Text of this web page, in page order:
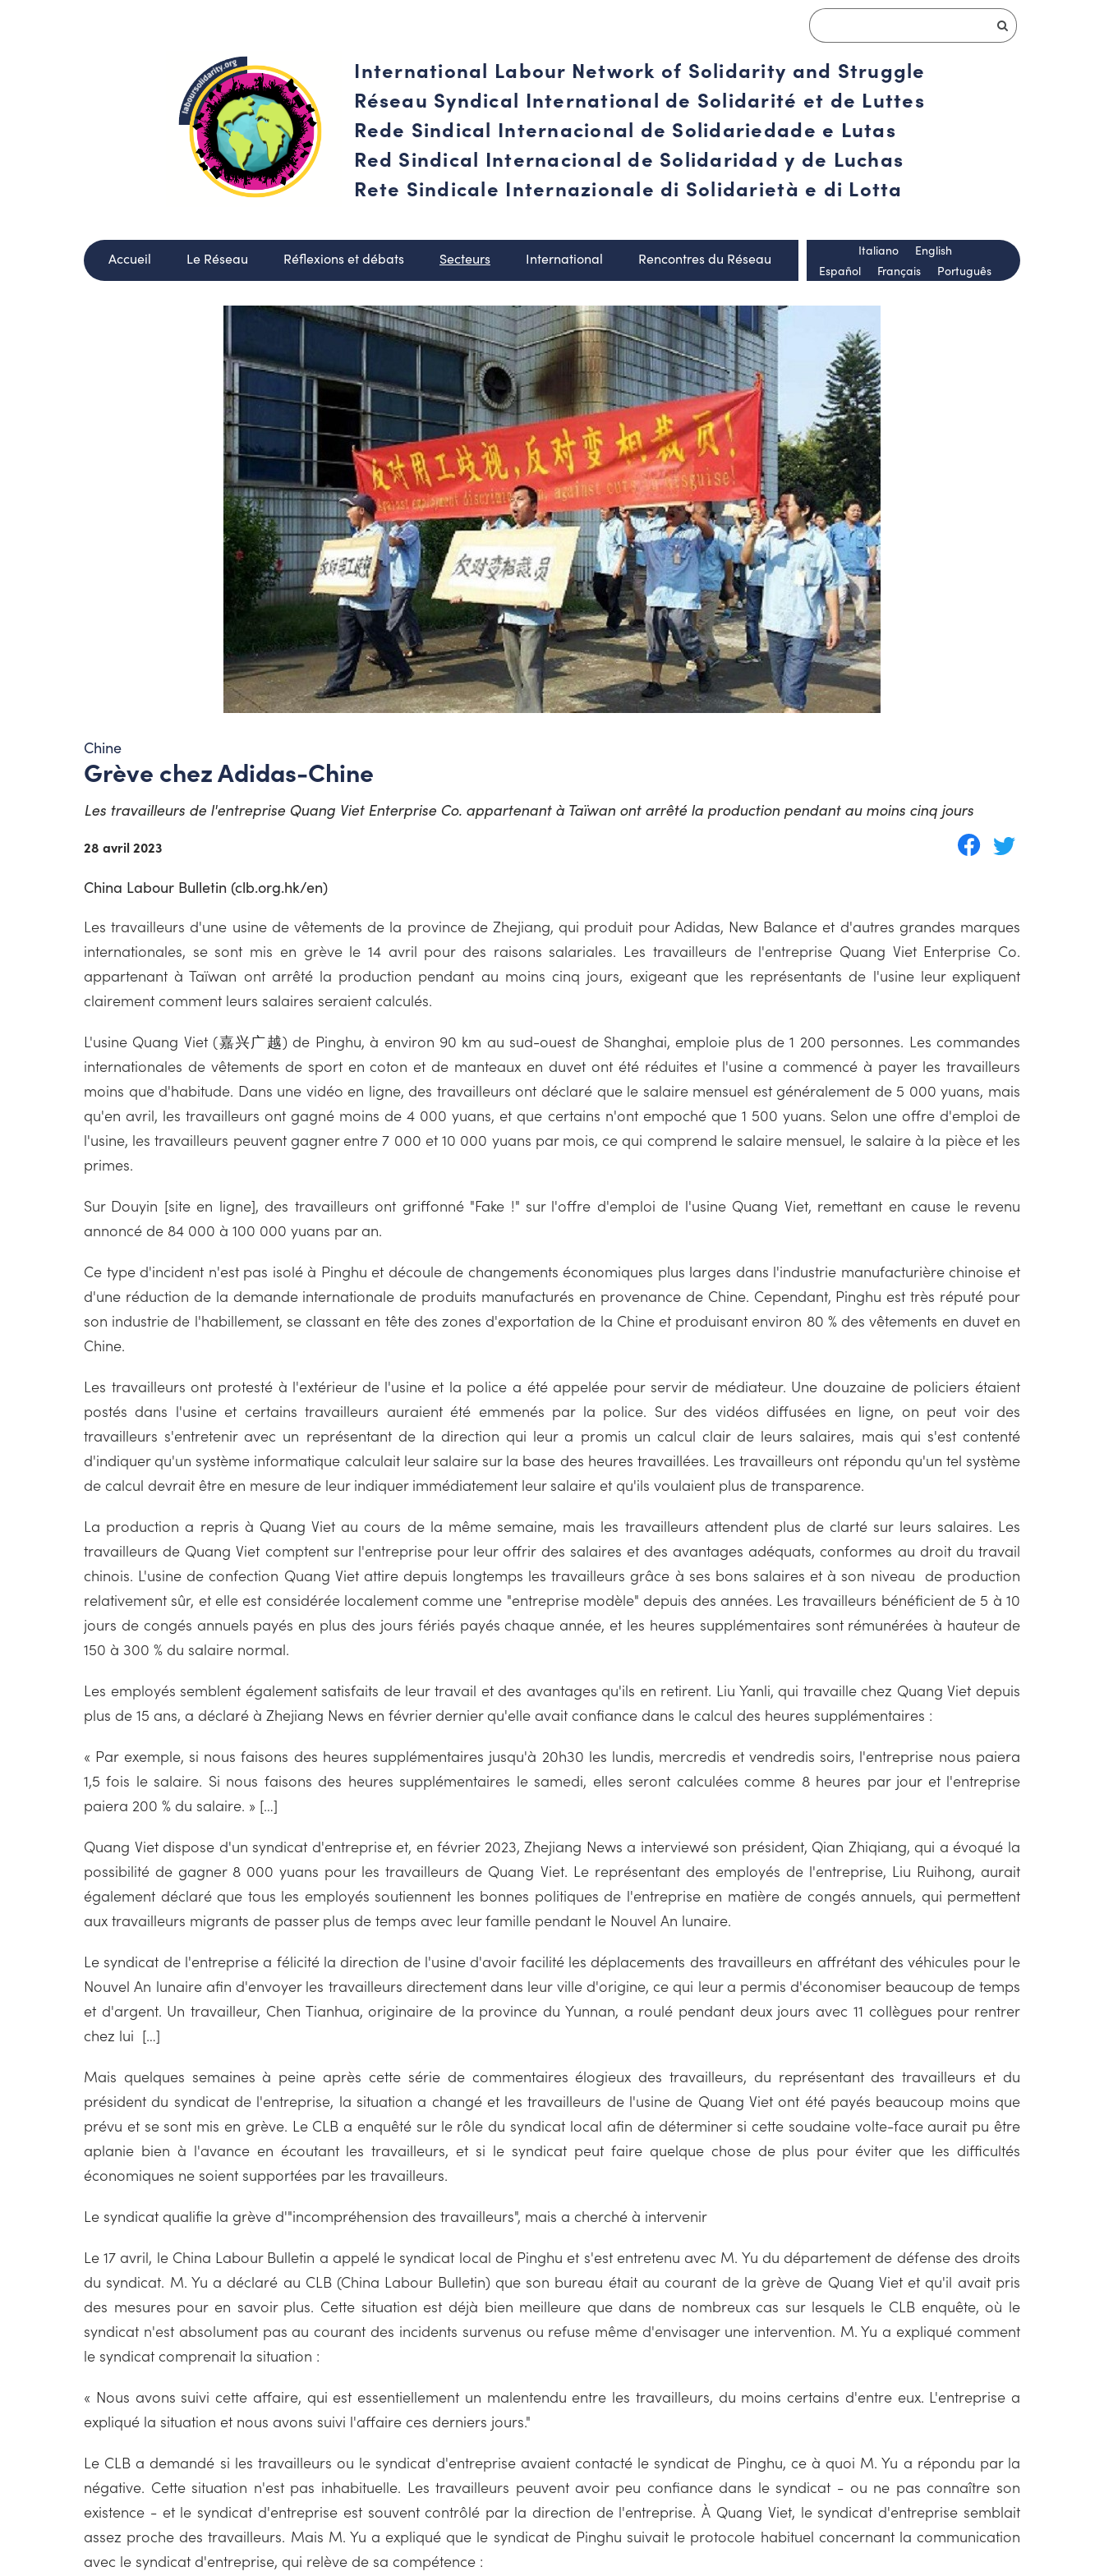
International Labour Network of Solidarity and Struggle
Réseau Syndical International de Solidarité et de Luttes
Rede Sindical Internacional de Solidariedade e Lutas
Red Sindical Internacional de Solidaridad y de Luchas
Rete Sindicale Internazionale di Solidarietà e di Lotta
Accueil Le Réseau Réflexions et débats Secteurs International Rencontres du Réseau
Español Français Português
Italiano English
Chine
Grève chez Adidas-Chine
Les travailleurs de l'entreprise Quang Viet Enterprise Co. appartenant à Taïwan ont arrêté la production pendant au moins cinq jours
28 avril 2023
China Labour Bulletin (clb.org.hk/en)
Les travailleurs d'une usine de vêtements de la province de Zhejiang, qui produit pour Adidas, New Balance et d'autres grandes marques
internationales, se sont mis en grève le 14 avril pour des raisons salariales. Les travailleurs de l'entreprise Quang Viet Enterprise Co.
appartenant à Taïwan ont arrêté la production pendant au moins cinq jours, exigeant que les représentants de l'usine leur expliquent
clairement comment leurs salaires seraient calculés.
L'usine Quang Viet (嘉兴广越) de Pinghu, à environ 90 km au sud-ouest de Shanghai, emploie plus de 1 200 personnes. Les commandes
internationales de vêtements de sport en coton et de manteaux en duvet ont été réduites et l'usine a commencé à payer les travailleurs
moins que d'habitude. Dans une vidéo en ligne, des travailleurs ont déclaré que le salaire mensuel est généralement de 5 000 yuans, mais
qu'en avril, les travailleurs ont gagné moins de 4 000 yuans, et que certains n'ont empoché que 1 500 yuans. Selon une offre d'emploi de
l'usine, les travailleurs peuvent gagner entre 7 000 et 10 000 yuans par mois, ce qui comprend le salaire mensuel, le salaire à la pièce et les
primes.
Sur Douyin [site en ligne], des travailleurs ont griffonné "Fake !" sur l'offre d'emploi de l'usine Quang Viet, remettant en cause le revenu
annoncé de 84 000 à 100 000 yuans par an.
Ce type d'incident n'est pas isolé à Pinghu et découle de changements économiques plus larges dans l'industrie manufacturière chinoise et
d'une réduction de la demande internationale de produits manufacturés en provenance de Chine. Cependant, Pinghu est très réputé pour
son industrie de l'habillement, se classant en tête des zones d'exportation de la Chine et produisant environ 80 % des vêtements en duvet en
Chine.
Les travailleurs ont protesté à l'extérieur de l'usine et la police a été appelée pour servir de médiateur. Une douzaine de policiers étaient
postés dans l'usine et certains travailleurs auraient été emmenés par la police. Sur des vidéos diffusées en ligne, on peut voir des
travailleurs s'entretenir avec un représentant de la direction qui leur a promis un calcul clair de leurs salaires, mais qui s'est contenté
d'indiquer qu'un système informatique calculait leur salaire sur la base des heures travaillées. Les travailleurs ont répondu qu'un tel système
de calcul devrait être en mesure de leur indiquer immédiatement leur salaire et qu'ils voulaient plus de transparence.
La production a repris à Quang Viet au cours de la même semaine, mais les travailleurs attendent plus de clarté sur leurs salaires. Les
travailleurs de Quang Viet comptent sur l'entreprise pour leur offrir des salaires et des avantages adéquats, conformes au droit du travail
chinois. L'usine de confection Quang Viet attire depuis longtemps les travailleurs grâce à ses bons salaires et à son niveau de production
relativement sûr, et elle est considérée localement comme une "entreprise modèle" depuis des années. Les travailleurs bénéficient de 5 à 10
jours de congés annuels payés en plus des jours fériés payés chaque année, et les heures supplémentaires sont rémunérées à hauteur de
150 à 300 % du salaire normal.
Les employés semblent également satisfaits de leur travail et des avantages qu'ils en retirent. Liu Yanli, qui travaille chez Quang Viet depuis
plus de 15 ans, a déclaré à Zhejiang News en février dernier qu'elle avait confiance dans le calcul des heures supplémentaires :
« Par exemple, si nous faisons des heures supplémentaires jusqu'à 20h30 les lundis, mercredis et vendredis soirs, l'entreprise nous paiera
1,5 fois le salaire. Si nous faisons des heures supplémentaires le samedi, elles seront calculées comme 8 heures par jour et l'entreprise
paiera 200 % du salaire. » […]
Quang Viet dispose d'un syndicat d'entreprise et, en février 2023, Zhejiang News a interviewé son président, Qian Zhiqiang, qui a évoqué la
possibilité de gagner 8 000 yuans pour les travailleurs de Quang Viet. Le représentant des employés de l'entreprise, Liu Ruihong, aurait
également déclaré que tous les employés soutiennent les bonnes politiques de l'entreprise en matière de congés annuels, qui permettent
aux travailleurs migrants de passer plus de temps avec leur famille pendant le Nouvel An lunaire.
Le syndicat de l'entreprise a félicité la direction de l'usine d'avoir facilité les déplacements des travailleurs en affrétant des véhicules pour le
Nouvel An lunaire afin d'envoyer les travailleurs directement dans leur ville d'origine, ce qui leur a permis d'économiser beaucoup de temps
et d'argent. Un travailleur, Chen Tianhua, originaire de la province du Yunnan, a roulé pendant deux jours avec 11 collègues pour rentrer
chez lui […]
Mais quelques semaines à peine après cette série de commentaires élogieux des travailleurs, du représentant des travailleurs et du
président du syndicat de l'entreprise, la situation a changé et les travailleurs de l'usine de Quang Viet ont été payés beaucoup moins que
prévu et se sont mis en grève. Le CLB a enquêté sur le rôle du syndicat local afin de déterminer si cette soudaine volte-face aurait pu être
aplanie bien à l'avance en écoutant les travailleurs, et si le syndicat peut faire quelque chose de plus pour éviter que les difficultés
économiques ne soient supportées par les travailleurs.
Le syndicat qualifie la grève d'"incompréhension des travailleurs", mais a cherché à intervenir
Le 17 avril, le China Labour Bulletin a appelé le syndicat local de Pinghu et s'est entretenu avec M. Yu du département de défense des droits
du syndicat. M. Yu a déclaré au CLB (China Labour Bulletin) que son bureau était au courant de la grève de Quang Viet et qu'il avait pris
des mesures pour en savoir plus. Cette situation est déjà bien meilleure que dans de nombreux cas sur lesquels le CLB enquête, où le
syndicat n'est absolument pas au courant des incidents survenus ou refuse même d'envisager une intervention. M. Yu a expliqué comment
le syndicat comprenait la situation :
« Nous avons suivi cette affaire, qui est essentiellement un malentendu entre les travailleurs, du moins certains d'entre eux. L'entreprise a
expliqué la situation et nous avons suivi l'affaire ces derniers jours."
Le CLB a demandé si les travailleurs ou le syndicat d'entreprise avaient contacté le syndicat de Pinghu, ce à quoi M. Yu a répondu par la
négative. Cette situation n'est pas inhabituelle. Les travailleurs peuvent avoir peu confiance dans le syndicat - ou ne pas connaître son
existence - et le syndicat d'entreprise est souvent contrôlé par la direction de l'entreprise. À Quang Viet, le syndicat d'entreprise semblait
assez proche des travailleurs. Mais M. Yu a expliqué que le syndicat de Pinghu suivait le protocole habituel concernant la communication
avec le syndicat d'entreprise, qui relève de sa compétence :